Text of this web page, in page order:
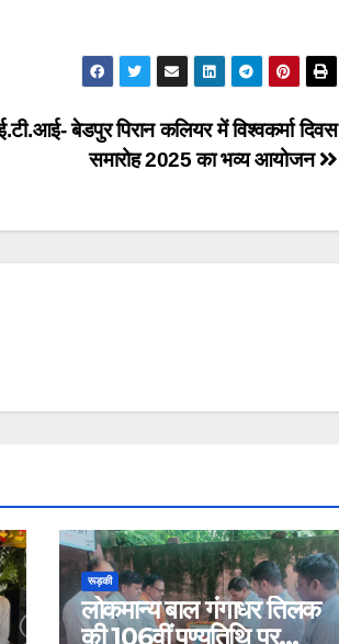
बेडपुर पिरान कलियर में विश्वकर्मा दिवस
समारोह 2025 का भव्य आयोजन
रूड़की
लोकमान्य बाल गंगाधर तिलक
की 106वीं पुण्यतिथि पर